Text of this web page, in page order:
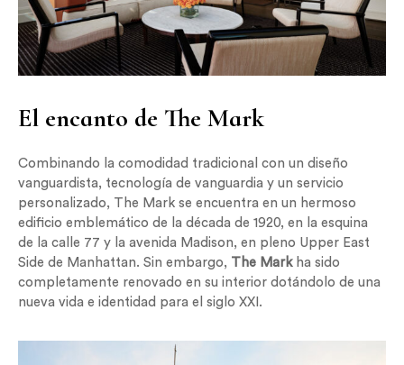
El encanto de The Mark
Combinando la comodidad tradicional con un diseño
vanguardista, tecnología de vanguardia y un servicio
personalizado, The Mark se encuentra en un hermoso
edificio emblemático de la década de 1920, en la esquina
de la calle 77 y la avenida Madison, en pleno Upper East
Side de Manhattan. Sin embargo, The Markha sido
completamente renovado en su interior dotándolo de una
nueva vida e identidad para el siglo XXI.